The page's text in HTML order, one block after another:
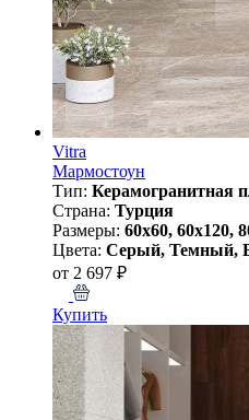
Vitra
Мармостоун
Тип: Керамогранитная
Страна: Турция
Размеры: 60x60, 60x120,
Цвета: Серый, Темный,
от 2 697 ₽
Купить